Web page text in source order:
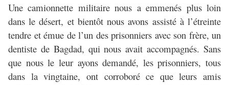
Une camionnette militaire nous a emmenés plus loin
dans le désert, et bientôt nous avons assisté à l’étreinte
tendre et émue de l’un des prisonniers avec son frère, un
dentiste de Bagdad, qui nous avait accompagnés. Sans
que nous le leur ayons demandé, les prisonniers, tous
dans la vingtaine, ont corroboré ce que leurs amis